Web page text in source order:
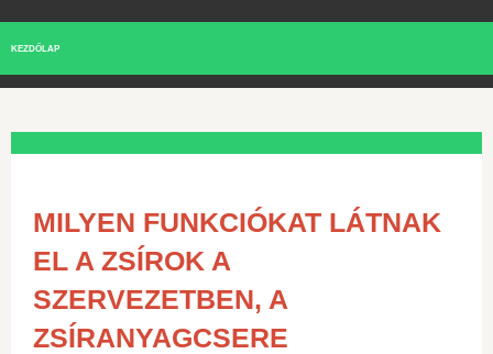
KEZDŐLAP
MILYEN FUNKCIÓKAT LÁTNAK
EL A ZSÍROK A
SZERVEZETBEN, A
ZSÍRANYAGCSERE